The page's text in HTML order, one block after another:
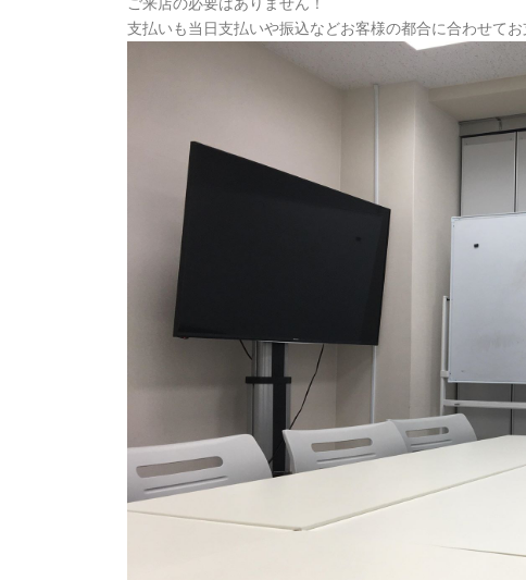
支払いも当日支払いや振込などお客様の都合に合わせてお